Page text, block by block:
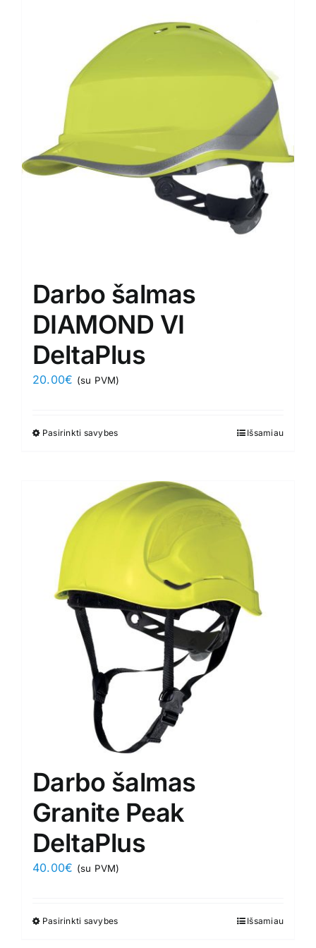
Darbo šalmas
DIAMOND VI
DeltaPlus
20.00€ (su PVM)
Pasirinkti savybesThis
multiple
variants.
options
chosen
on
product
Išsamiau
Darbo šalmas
Granite Peak
DeltaPlus
40.00€ (su PVM)
Pasirinkti savybesThis
Išsamiau